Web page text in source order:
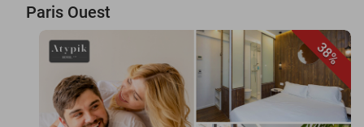
Paris Ouest
38%